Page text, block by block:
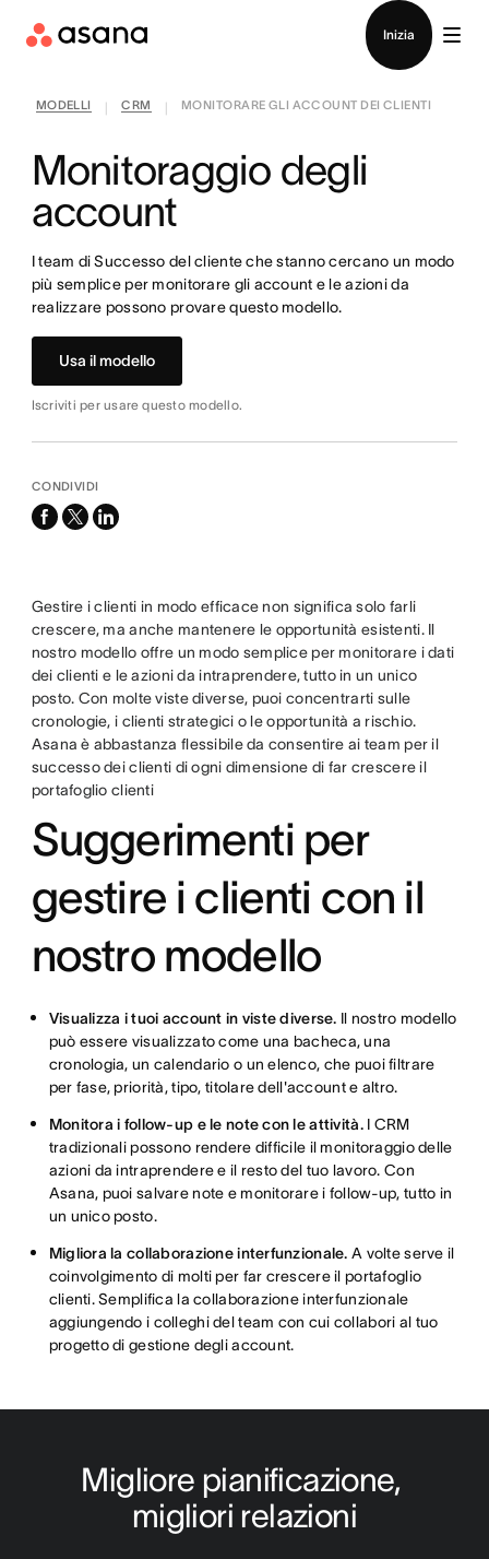
Inizia
MODELLI CRM MONITORARE GLI ACCOUNT DEI CLIENTI
Monitoraggio degli
account
I team di Successo del cliente che stanno cercano un modo
più semplice per monitorare gli account e le azioni da
realizzare possono provare questo modello.
Usa il modello
Iscriviti per usare questo modello.
CONDIVIDI
facebook
x-
linkedin
Gestire i clienti in modo efficace non significa solo farli
crescere, ma anche mantenere le opportunità esistenti. Il
nostro modello offre un modo semplice per monitorare i dati
dei clienti e le azioni da intraprendere, tutto in un unico
posto. Con molte viste diverse, puoi concentrarti sulle
cronologie, i clienti strategici o le opportunità a rischio.
Asana è abbastanza flessibile da consentire ai team per il
successo dei clienti di ogni dimensione di far crescere il
portafoglio clienti
Suggerimenti per
gestire i clienti con il
nostro modello
Visualizza i tuoi account in viste diverse. Il nostro modello
può essere visualizzato come una bacheca, una
cronologia, un calendario o un elenco, che puoi filtrare
per fase, priorità, tipo, titolare dell'account e altro.
Monitora i follow-up e le note con le attività. I CRM
tradizionali possono rendere difficile il monitoraggio delle
azioni da intraprendere e il resto del tuo lavoro. Con
Asana, puoi salvare note e monitorare i follow-up, tutto in
un unico posto.
Migliora la collaborazione interfunzionale. A volte serve il
coinvolgimento di molti per far crescere il portafoglio
clienti. Semplifica la collaborazione interfunzionale
aggiungendo i colleghi del team con cui collabori al tuo
progetto di gestione degli account.
Migliore pianificazione,
migliori relazioni